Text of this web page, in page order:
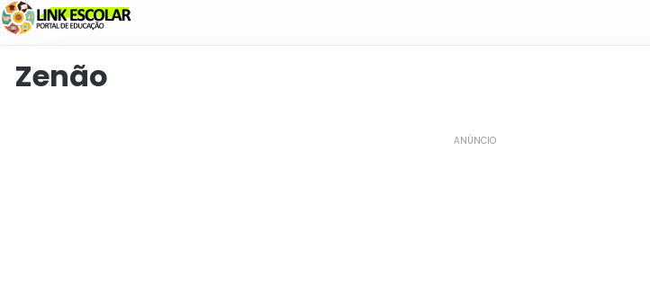
Link
Zenão
ANÚNCIO